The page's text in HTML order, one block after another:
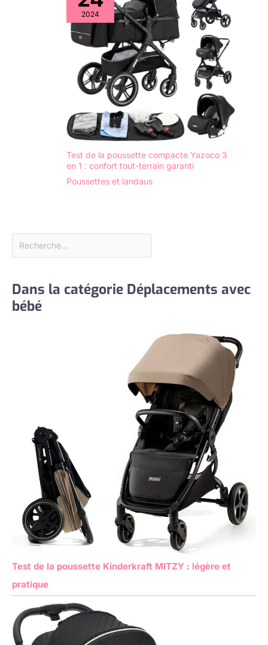
2024
Test de la poussette compacte Yazoco 3
en 1 : confort tout-terrain garanti
Poussettes et landaus
Dans la catégorie Déplacements avec
bébé
Test de la poussette Kinderkraft MITZY : légère et
pratique